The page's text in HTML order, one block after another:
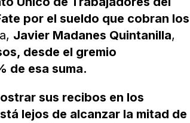
por el sueldo que cobran los
Javier Madanes Quintanilla,
desde el gremio
de esa suma.
sus recibos en los
lejos de alcanzar la mitad de